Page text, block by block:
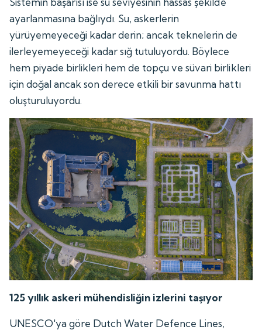
ayarlanmasına bağlıydı. Su, askerlerin
yürüyemeyeceği kadar derin; ancak teknelerin de
ilerleyemeyeceği kadar sığ tutuluyordu. Böylece
hem piyade birlikleri hem de topçu ve süvari birlikleri
için doğal ancak son derece etkili bir savunma hattı
oluşturuluyordu.
125 yıllık askeri mühendisliğin izlerini taşıyor
UNESCO'ya göre Dutch Water Defence Lines,